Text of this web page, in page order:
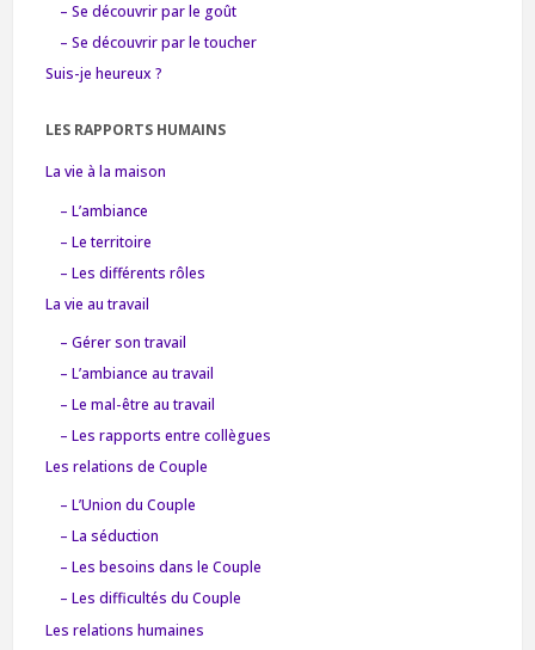
– Se découvrir par le goût
– Se découvrir par le toucher
Suis-je heureux ?
LES RAPPORTS HUMAINS
La vie à la maison
– L’ambiance
– Le territoire
– Les différents rôles
La vie au travail
– Gérer son travail
– L’ambiance au travail
– Le mal-être au travail
– Les rapports entre collègues
Les relations de Couple
– L’Union du Couple
– La séduction
– Les besoins dans le Couple
– Les difficultés du Couple
Les relations humaines